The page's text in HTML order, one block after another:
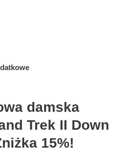
damska
Trek II Down
15%!